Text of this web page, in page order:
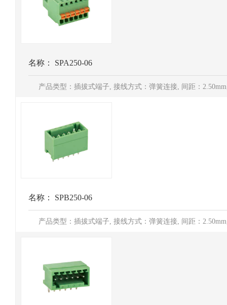
名称： SPA250-06
产品类型：插拔式端子, 接线方式：弹簧连接, 间距：
名称： SPB250-06
产品类型：插拔式端子, 接线方式：弹簧连接, 间距：